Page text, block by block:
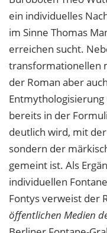
ein individuelles
im Sinne Thomas
erreichen sucht.
transformationellen
der Roman aber
Entmythologisierung
bereits in der
deutlich wird, mit
sondern der
gemeint ist. Als
individuellen
Fontys verweist der
öffentlichen Medien